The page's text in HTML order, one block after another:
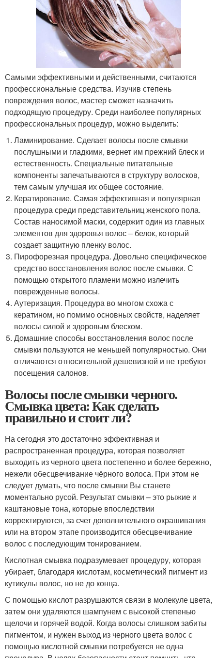
Самыми эффективными и действенными, считаются
профессиональные средства. Изучив степень
повреждения волос, мастер сможет назначить
подходящую процедуру. Среди наиболее популярных
профессиональных процедур, можно выделить:
Ламинирование. Сделает волосы после смывки
послушными и гладкими, вернет им прежний блеск и
естественность. Специальные питательные
компоненты запечатываются в структуру волосков,
тем самым улучшая их общее состояние.
Кератирование. Самая эффективная и популярная
процедура среди представительниц женского пола.
Состав наносимой маски, содержит один из главных
элементов для здоровья волос – белок, который
создает защитную пленку волос.
Пирофорезная процедура. Довольно специфическое
средство восстановления волос после смывки. С
помощью открытого пламени можно излечить
поврежденные волосы.
Аутеризация. Процедура во многом схожа с
кератином, но помимо основных свойств, наделяет
волосы силой и здоровым блеском.
Домашние способы восстановления волос после
смывки пользуются не меньшей популярностью. Они
отличаются относительной дешевизной и не требуют
посещения салонов.
Волосы после смывки черного.
Смывка цвета: Как сделать
правильно и стоит ли?
На сегодня это достаточно эффективная и
распространенная процедура, которая позволяет
выходить из черного цвета постепенно и более бережно,
нежели обесцвечивание чёрного волоса. При этом не
следует думать, что после смывки Вы станете
моментально русой. Результат смывки – это рыжие и
каштановые тона, которые впоследствии
корректируются, за счет дополнительного окрашивания
или на втором этапе производится обесцвечивание
волос с последующим тонированием.
Кислотная смывка подразумевает процедуру, которая
убирает, благодаря кислотам, косметический пигмент из
кутикулы волос, но не до конца.
С помощью кислот разрушаются связи в молекуле цвета,
затем они удаляются шампунем с высокой степенью
щелочи и горячей водой. Когда волосы слишком забиты
пигментом, и нужен выход из черного цвета волос с
помощью кислотной смывки потребуется не одна